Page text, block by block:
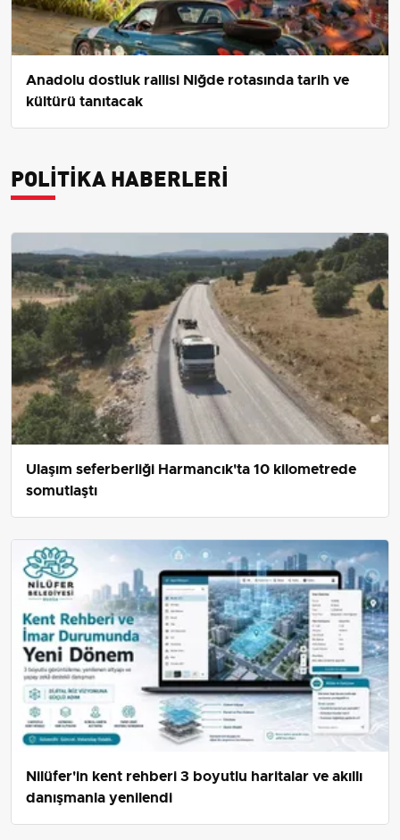
Anadolu dostluk rallisi Niğde rotasında tarih ve
kültürü tanıtacak
POLITIKA HABERLERI
Ulaşım seferberliği Harmancık'ta 10 kilometrede
somutlaştı
Nilüfer'in kent rehberi 3 boyutlu haritalar ve akıllı
danışmanla yenilendi